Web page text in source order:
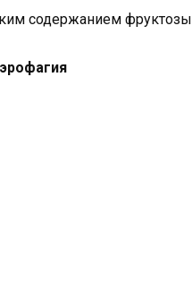
содержанием фруктозы